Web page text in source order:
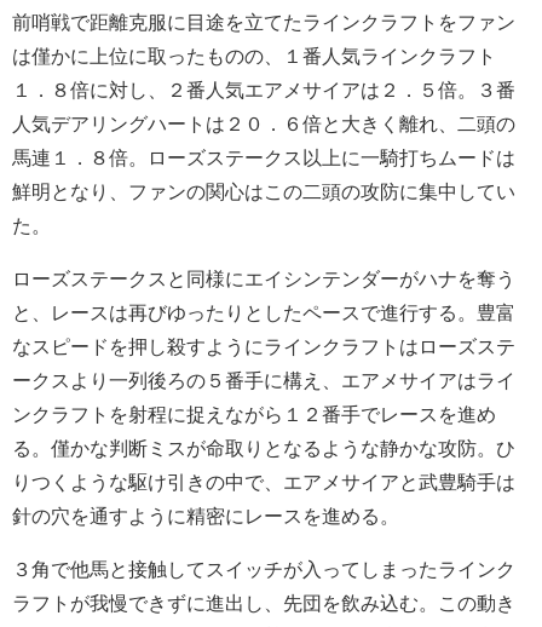
前哨戦で距離克服に目途を立てたラインクラフトをファン
は僅かに上位に取ったものの、１番人気ラインクラフト
１．８倍に対し、２番人気エアメサイアは２．５倍。３番
人気デアリングハートは２０．６倍と大きく離れ、二頭の
馬連１．８倍。ローズステークス以上に一騎打ちムードは
鮮明となり、ファンの関心はこの二頭の攻防に集中してい
た。
ローズステークスと同様にエイシンテンダーがハナを奪う
と、レースは再びゆったりとしたペースで進行する。豊富
なスピードを押し殺すようにラインクラフトはローズステ
ークスより一列後ろの５番手に構え、エアメサイアはライ
ンクラフトを射程に捉えながら１２番手でレースを進め
る。僅かな判断ミスが命取りとなるような静かな攻防。ひ
りつくような駆け引きの中で、エアメサイアと武豊騎手は
針の穴を通すように精密にレースを進める。
３角で他馬と接触してスイッチが入ってしまったラインク
ラフトが我慢できずに進出し、先団を飲み込む。この動き